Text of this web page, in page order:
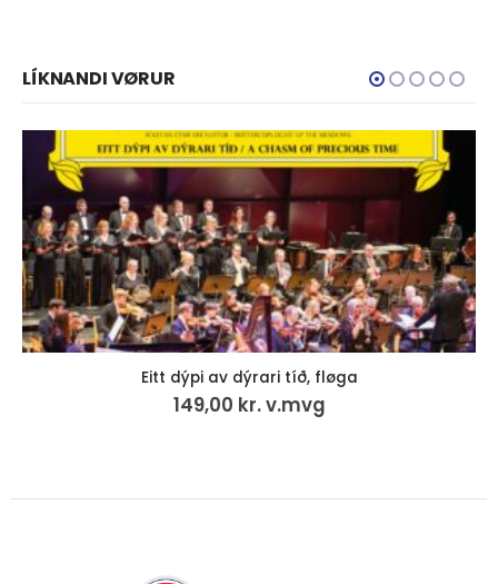
LÍKNANDI VØRUR
Eitt dýpi av dýrari tíð, fløga
149,00 kr.v.mvg